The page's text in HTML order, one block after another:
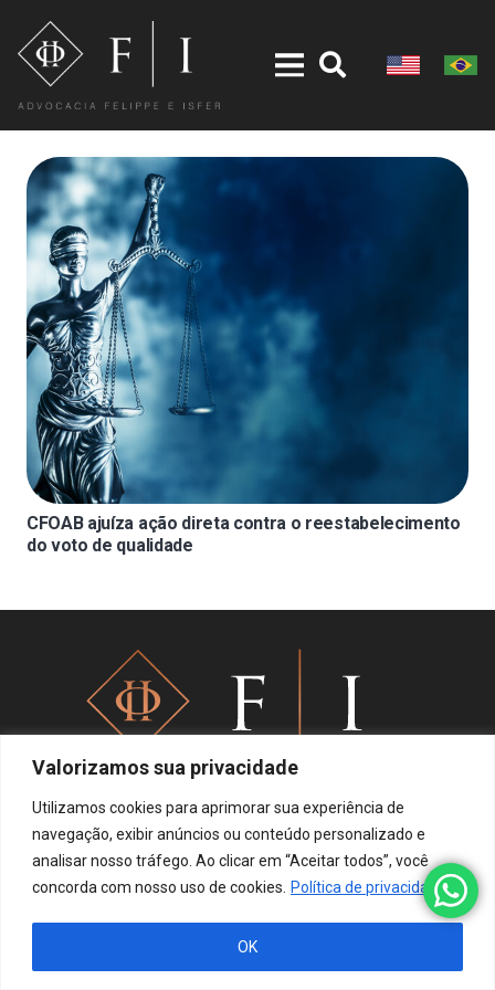
Valorizamos sua privacidade
Utilizamos cookies para aprimorar sua experiência de
navegação, exibir anúncios ou conteúdo personalizado e
analisar nosso tráfego. Ao clicar em “Aceitar todos”, você
concorda com nosso uso de cookies. Política de privacidade
OK
CFOAB ajuíza ação direta contra o reestabelecimento
do voto de qualidade
Política de privacidade